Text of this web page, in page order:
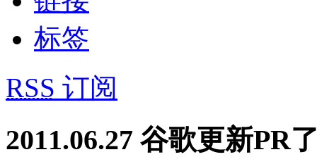
标签
RSS 订阅
2011.06.27 谷歌更新PR